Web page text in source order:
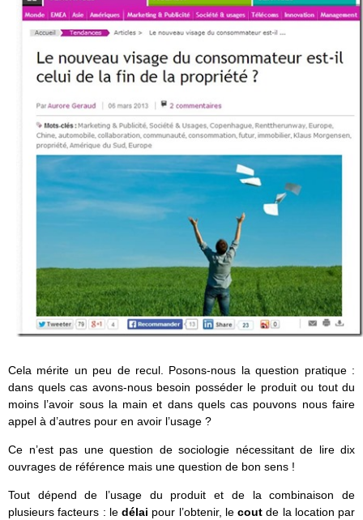
Cela mérite un peu de recul. Posons-nous la question pratique :
dans quels cas avons-nous besoin posséder le produit ou tout du
moins l’avoir sous la main et dans quels cas pouvons nous faire
appel à d’autres pour en avoir l’usage ?
Ce n’est pas une question de sociologie nécessitant de lire dix
ouvrages de référence mais une question de bon sens !
Tout dépend de l’usage du produit et de la combinaison de
plusieurs facteurs : le délai pour l’obtenir, le coutde la location par